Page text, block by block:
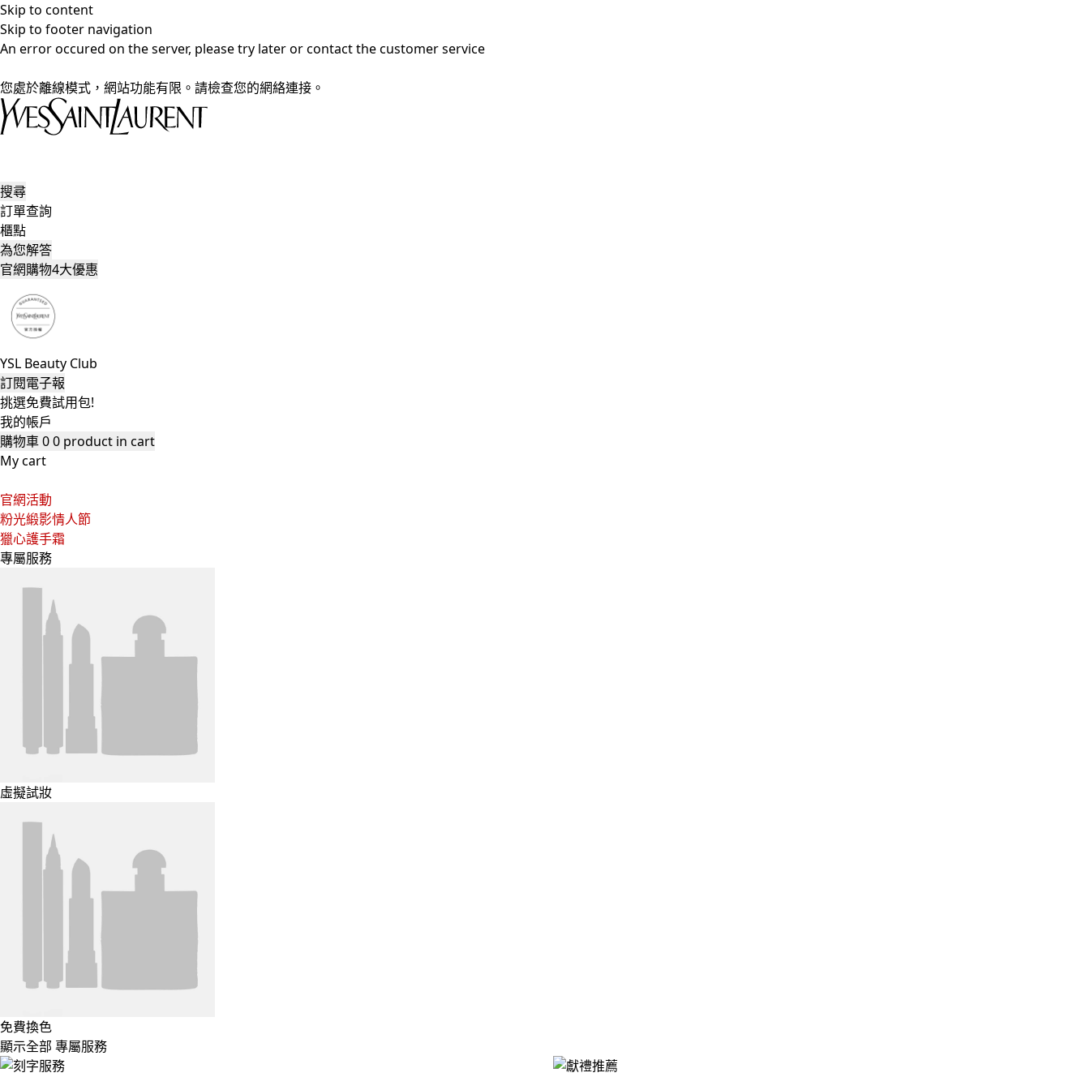
Skip to content
Skip to footer navigation
An error occured on the server, please try later or contact the customer service
您處於離線模式，網站功能有限。請檢查您的網絡連接。
搜尋
訂單查詢
櫃點
為您解答
官網購物4大優惠
YSL Beauty Club
訂閱電子報
挑選免費試用包!
我的帳戶
購物車00 product in cart
My cart
官網活動
粉光緞影情人節
獵心護手霜
專屬服務
虛擬試妝
免費換色
顯示全部 專屬服務